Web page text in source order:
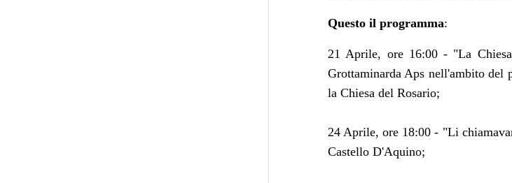
Questo il programma:
21 Aprile, ore 16:00 - "La
Grottaminarda Aps nell'ambito
la Chiesa del Rosario;
24 Aprile, ore 18:00 - "Li
Castello D'Aquino;